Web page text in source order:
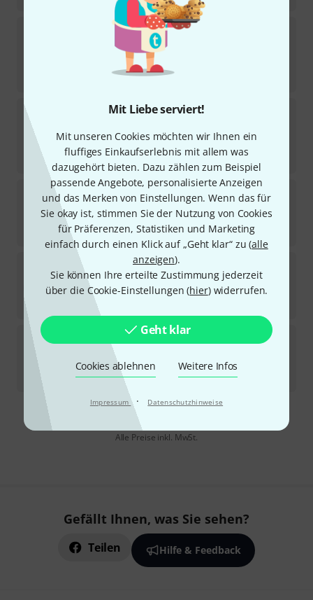
Mit Liebe serviert!
Mit unseren Cookies möchten wir Ihnen ein
fluffiges Einkaufserlebnis mit allem was
dazugehört bieten. Dazu zählen zum Beispiel
passende Angebote, personalisierte Anzeigen
und das Merken von Einstellungen. Wenn das für
Sie okay ist, stimmen Sie der Nutzung von Cookies
für Präferenzen, Statistiken und Marketing
einfach durch einen Klick auf „Geht klar“ zu (alle
anzeigen).
Sie können Ihre erteilte Zustimmung jederzeit
über die Cookie-Einstellungen (hier) widerrufen.
Geht klar
Cookies ablehnen Weitere Infos
Impressum · Datenschutzhinweise
Austin Custom BrassTrumpet Standard New
1
Sofort lieferbar
€
Austin Custom BrassTrumpet Standard Papa
1
Sofort lieferbar
165 €
Austin Custom Brass Trumpet Standard Baby
Bear
Sofort lieferbar
165€
Austin Custom BrassTrumpet Standard 3C
Auf Anfrage
165
Austin Custom BrassTrumpet Standard 1.25CS
Auf Anfrage
165€
Kostenloser Versand ab 29 €
Alle Preise inkl. MwSt.
Gefällt Ihnen, was Sie sehen?
Teilen Hilfe & Feedback